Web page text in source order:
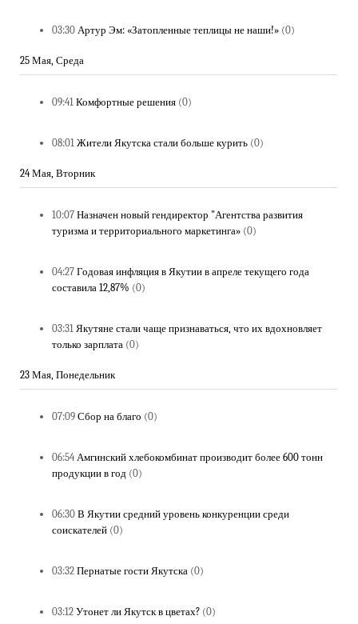
03:30 Артур Эм: «Затопленные теплицы не наши!» (0)
25 Мая, Среда
09:41 Комфортные решения (0)
08:01 Жители Якутска стали больше курить (0)
24 Мая, Вторник
10:07 Назначен новый гендиректор "Агентства развития
туризма и территориального маркетинга» (0)
04:27 Годовая инфляция в Якутии в апреле текущего года
составила 12,87% (0)
03:31 Якутяне стали чаще признаваться, что их вдохновляет
только зарплата (0)
23 Мая, Понедельник
07:09 Сбор на благо (0)
06:54 Амгинский хлебокомбинат производит более 600 тонн
продукции в год (0)
06:30 В Якутии средний уровень конкуренции среди
соискателей (0)
03:32 Пернатые гости Якутска (0)
03:12 Утонет ли Якутск в цветах? (0)